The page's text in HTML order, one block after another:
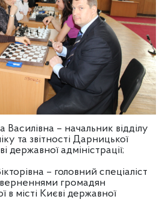
– начальник відділу
та звітності Дарницької
державної адміністрації;
– головний спеціаліст
громадян
місті Києві державної